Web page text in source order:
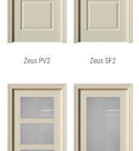
Zeus PV2 Zeus SF2